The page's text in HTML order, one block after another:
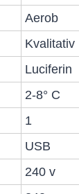
Aerob
Kvalitativ
Luciferin
2-8° C
1
USB
240 v